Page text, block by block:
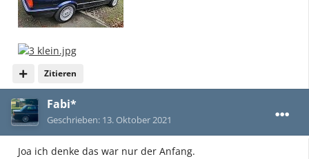
Zitieren
Fabi*
Geschrieben: 13. Oktober 2021
Joa ich denke das war nur der Anfang.